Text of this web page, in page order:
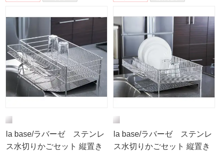
la base/ラバーゼ ステンレ
ス水切りかごセット 縦置き
la base/ラバーゼ ステンレ
ス水切りかごセット 縦置き